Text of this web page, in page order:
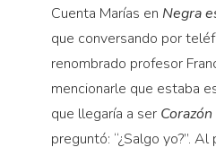
Cuenta Marías en Negra
que conversando por
renombrado profesor
mencionarle que estaba
que llegaría a ser
preguntó: “¿Salgo yo?”.